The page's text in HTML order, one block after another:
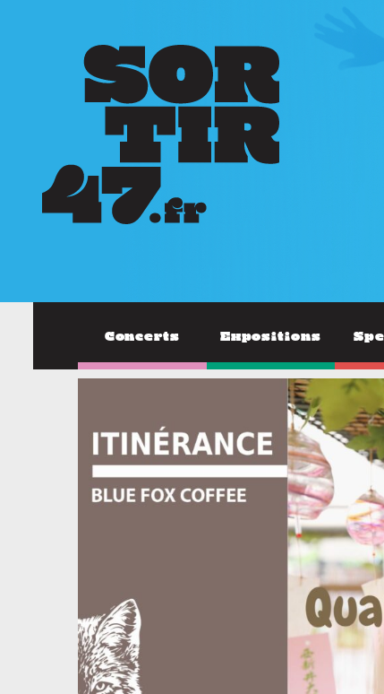
Concerts Expositions